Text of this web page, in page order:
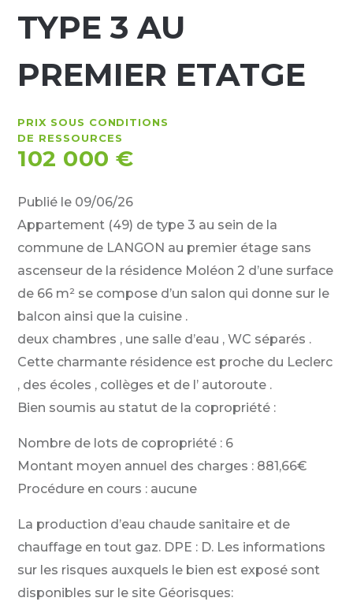
TYPE 3 AU
PREMIER ETATGE
PRIX SOUS CONDITIONS
DE RESSOURCES
102 000 €
Publié le 09/06/26
Appartement (49) de type 3 au sein de la
commune de LANGON au premier étage sans
ascenseur de la résidence Moléon 2 d’une surface
de 66 m² se compose d’un salon qui donne sur le
balcon ainsi que la cuisine .
deux chambres , une salle d’eau , WC séparés .
Cette charmante résidence est proche du Leclerc
, des écoles , collèges et de l’ autoroute .
Bien soumis au statut de la copropriété :
Nombre de lots de copropriété : 6
Montant moyen annuel des charges : 881,66€
Procédure en cours : aucune
La production d’eau chaude sanitaire et de
chauffage en tout gaz. DPE : D. Les informations
sur les risques auxquels le bien est exposé sont
disponibles sur le site Géorisques: